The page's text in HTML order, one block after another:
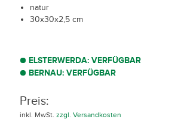
natur
30x30x2,5 cm
ELSTERWERDA: VERFÜGBAR
BERNAU: VERFÜGBAR
Preis:
inkl. MwSt.zzgl. Versandkosten